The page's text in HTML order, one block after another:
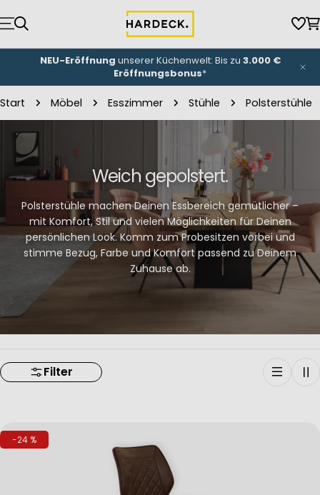
Inhalt
springen
NEU-Eröffnung unserer Küchenwelt: Bis zu 3.000 €
Eröffnungsbonus*
Start Möbel Esszimmer Stühle Polsterstühle
Weich gepolstert.
Polsterstühle machen Deinen Essbereich gemütlicher –
mit Komfort, Stil und vielen Möglichkeiten für Deinen
persönlichen Look. Komm zum Probesitzen vorbei und
stimme Bezug, Farbe und Komfort passend zu Deinem
Zuhause ab.
Filter
-24 %